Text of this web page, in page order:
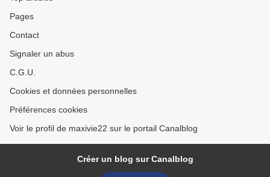
Pages
Contact
Signaler un abus
C.G.U.
Cookies et données personnelles
Préférences cookies
Voir le profil de maxivie22 sur le portail Canalblog
Créer un blog sur Canalblog